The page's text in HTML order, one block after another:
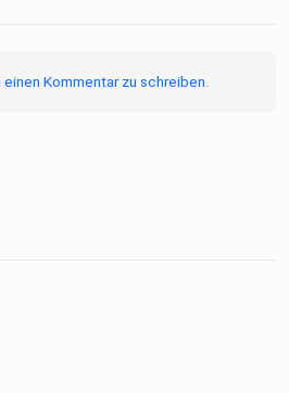
Kommentar zu schreiben.